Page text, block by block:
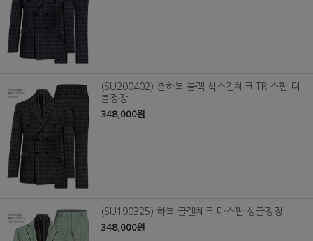
(SU200402) 춘하복 블랙 삭스킨체크 TR 스판 더
블정장
348,000원
(SU190325) 하복 글렌체크 마스판 싱글정장
348,000원